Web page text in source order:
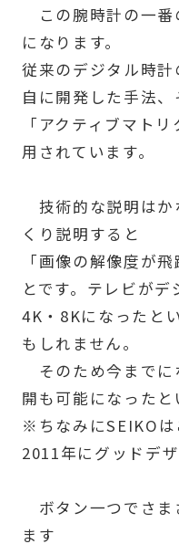
この腕時計の一番
になります。
従来のデジタル時
自に開発した手法、
「アクティブマト
用されています。
技術的な説明はか
くり説明すると
「画像の解像度が
とです。テレビがデ
4K・8Kになったと
もしれません。
そのため今までに
開も可能になったと
※ちなみにSEIKOは
2011年にグッドデ
ボタン一つでさま
ます